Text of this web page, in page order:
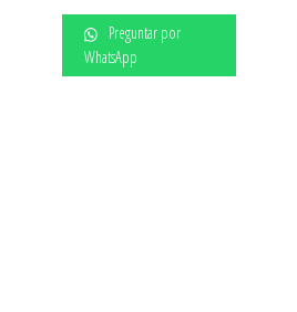
Preguntar por
WhatsApp